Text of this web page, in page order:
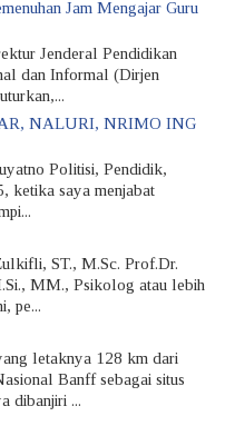
Jam Mengajar Guru
Jenderal Pendidikan
dan Informal (Dirjen
NALURI, NRIMO ING
Politisi, Pendidik,
ketika saya menjabat
ST., M.Sc. Prof.Dr.
MM., Psikolog atau lebih
pe...
letaknya 128 km dari
Banff sebagai situs
dibanjiri ...